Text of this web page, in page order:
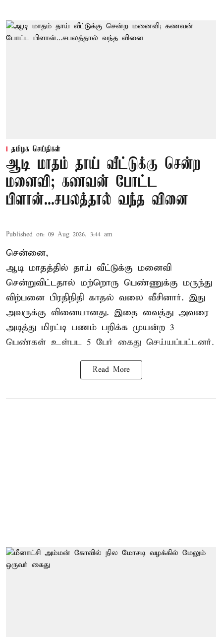
தமிழக செய்திகள்
ஆடி மாதம் தாய் வீட்டுக்கு சென்ற
மனைவி; கணவன் போட்ட
பிளான்...சபலத்தால் வந்த வினை
Published on: 09 Aug 2026, 3:44 am
சென்னை,
ஆடி மாதத்தில் தாய் வீட்டுக்கு மனைவி
சென்றுவிட்டதால் மற்றொரு பெண்ணுக்கு மருந்து
விற்பனை பிரதிநிதி காதல் வலை வீசினார். இது
அவருக்கு வினையானது. இதை வைத்து அவரை
அடித்து மிரட்டி பணம் பறிக்க முயன்ற 3
பெண்கள் உள்பட 5 பேர் கைது செய்யப்பட்டனர்.
Read More